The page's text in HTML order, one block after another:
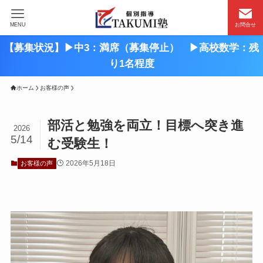
お問合せ
MENU
【募集状況】▶︎中3：満席（募集停止） ▶︎高校数学：残
り1名程度
ホーム お客様の声
部活と勉強を両立！目標へ突き進
む受験生！
2026
5/14
お客様の声 2026年5月18日